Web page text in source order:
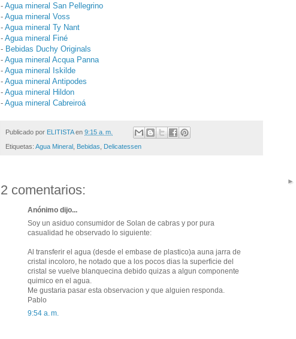
- Agua mineral San Pellegrino
- Agua mineral Voss
- Agua mineral Ty Nant
- Agua mineral Finé
- Bebidas Duchy Originals
- Agua mineral Acqua Panna
- Agua mineral Iskilde
- Agua mineral Antipodes
- Agua mineral Hildon
- Agua mineral Cabreiroá
Publicado por ELITISTA en 9:15 a. m.
Etiquetas: Agua Mineral Bebidas Delicatessen
2 comentarios:
Anónimo dijo...
Soy un asiduo consumidor de Solan de cabras y por pura
casualidad he observado lo siguiente:
Al transferir el agua (desde el embase de plastico)a auna jarra de
cristal incoloro, he notado que a los pocos dias la superficie del
cristal se vuelve blanquecina debido quizas a algun componente
quimico en el agua.
Me gustaria pasar esta observacion y que alguien responda.
Pablo
9:54 a. m.
►